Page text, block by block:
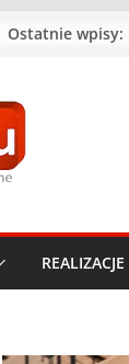
Ostatnie wpisy:
REALIZACJE